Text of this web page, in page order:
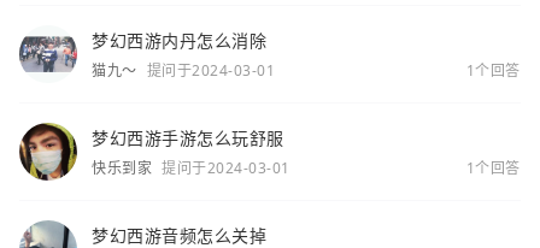
梦幻西游内丹怎么消除
猫九～ 提问于2024-03-01 1个回答
梦幻西游手游怎么玩舒服
快乐到家 提问于2024-03-01 1个回答
梦幻西游音频怎么关掉